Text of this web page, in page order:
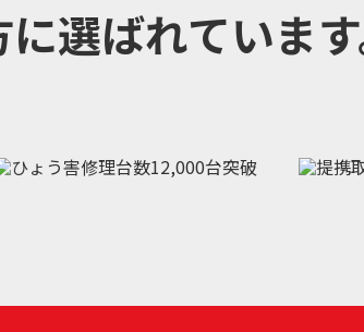
選ばれていま